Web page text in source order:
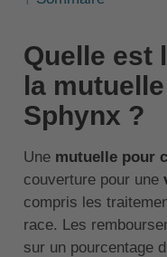
Quelle est
la
Sphynx ?
Une mutuelle pour
couverture pour une
compris les
race. Les
sur un pourcentage